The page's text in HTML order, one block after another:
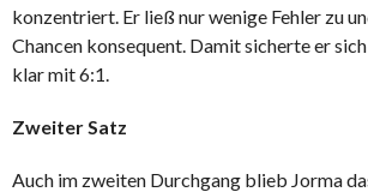
konzentriert. Er ließ nur wenige Fehler zu
Chancen konsequent. Damit sicherte er
klar mit 6:1.
Zweiter Satz
Auch im zweiten Durchgang blieb Jorma